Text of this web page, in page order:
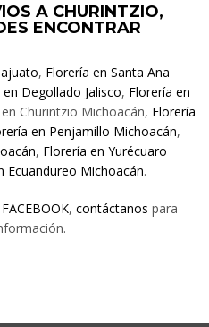
A CHURINTZIO,
ENCONTRAR
, Florería en Santa Ana
Degollado Jalisco, Florería en
Churintzio Michoacán, Florería
en Penjamillo Michoacán,
, Florería en Yurécuaro
Ecuandureo Michoacán.
FACEBOOK, contáctanos para